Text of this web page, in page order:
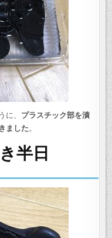
に、 プラスチック部を漬
ました 。
半日